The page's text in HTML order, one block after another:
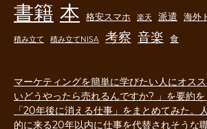
書籍 本 格安スマホ 楽天 派遣 海外
積み立て 積み立てNISA 考察 音楽 食
マーケティングを簡単に学びたい人にオス
いどうやったら売れるんですか? 」を要約を
「20年後に消える仕事」をまとめてみた。
的に来る20年以内に仕事を代替されそうな